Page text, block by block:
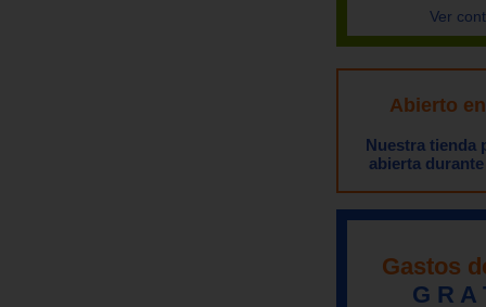
Ver
Abierto
Nuestra tienda
abierta
Gastos
G R A